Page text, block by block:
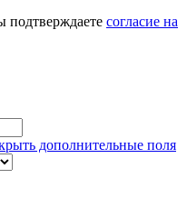
согласие на
дополнительные поля